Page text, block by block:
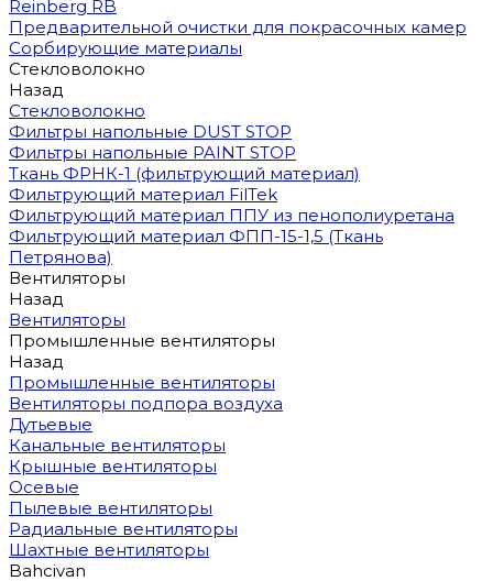
Reinberg RB
Предварительной очистки для покрасочных камер
Сорбирующие материалы
Стекловолокно
Назад
Стекловолокно
Фильтры напольные DUST STOP
Фильтры напольные PAINT STOP
Ткань ФРНК-1 (фильтрующий материал)
Фильтрующий материал FilTek
Фильтрующий материал ППУ из пенополиуретана
Фильтрующий материал ФПП-15-1,5 (Ткань
Петрянова)
Вентиляторы
Назад
Вентиляторы
Промышленные вентиляторы
Назад
Промышленные вентиляторы
Вентиляторы подпора воздуха
Дутьевые
Канальные вентиляторы
Крышные вентиляторы
Осевые
Пылевые вентиляторы
Радиальные вентиляторы
Шахтные вентиляторы
Bahcivan